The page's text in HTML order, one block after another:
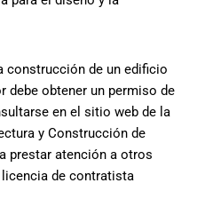
construcción de un edificio
debe obtener un permiso de
en el sitio web de la
y Construcción de
prestar atención a otros
de contratista